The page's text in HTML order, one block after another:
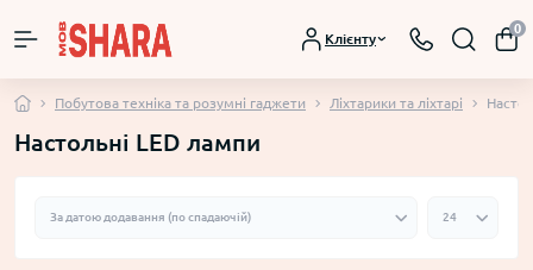
Клієнту
0
Побутова техніка та розумні гаджети Ліхтарики та ліхтарі
Настольні LED лампи